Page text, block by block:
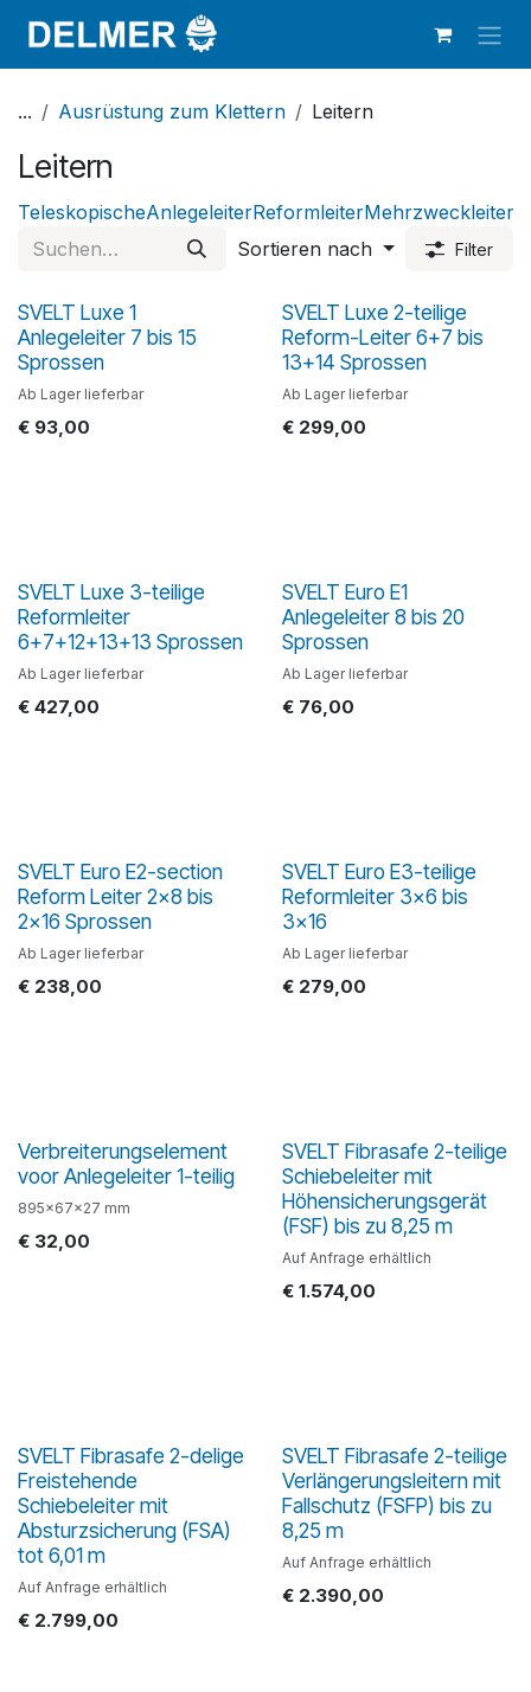
... Ausrüstung zum Klettern Leitern
Leitern
TeleskopischeAnlegeleiterReformleiterMehrzweckleiter
Sortieren nach
Filter
SVELT Luxe 1
Anlegeleiter 7 bis 15
Sprossen
Ab Lager lieferbar
€ 93,00
SVELT Luxe 2-teilige
Reform-Leiter 6+7 bis
13+14 Sprossen
Ab Lager lieferbar
€ 299,00
SVELT Luxe 3-teilige
Reformleiter
6+7+12+13+13 Sprossen
Ab Lager lieferbar
€ 427,00
SVELT Euro E1
Anlegeleiter 8 bis 20
Sprossen
Ab Lager lieferbar
€ 76,00
SVELT Euro E2-section
Reform Leiter 2x8 bis
2x16 Sprossen
Ab Lager lieferbar
€ 238,00
SVELT Euro E3-teilige
Reformleiter 3x6 bis
3x16
Ab Lager lieferbar
€ 279,00
Verbreiterungselement
voor Anlegeleiter 1-teilig
895x67x27 mm
€ 32,00
SVELT Fibrasafe 2-teilige
Schiebeleiter mit
Höhensicherungsgerät
(FSF) bis zu 8,25 m
Auf Anfrage erhältlich
€ 1.574,00
SVELT Fibrasafe 2-delige
Freistehende
Schiebeleiter mit
Absturzsicherung (FSA)
tot 6,01 m
Auf Anfrage erhältlich
€ 2.799,00
SVELT Fibrasafe 2-teilige
Verlängerungsleitern mit
Fallschutz (FSFP) bis zu
8,25 m
Auf Anfrage erhältlich
€ 2.390,00